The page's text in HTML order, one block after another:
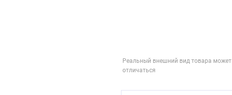
Реальный внешний вид товара может
отличаться